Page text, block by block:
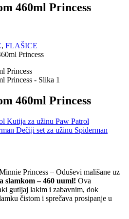
460ml Princess
, FLAŠICE
Princess
460ml Princess
Kutija za užinu Paw Patrol
Dečiji set za užinu Spiderman
Princess – Oduševi mališane uz
slamkom – 460 uuml! Ova
gutljaj lakim i zabavnim, dok
čistom i sprečava prosipanje u